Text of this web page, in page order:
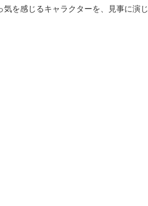
気を感じるキャラクターを、見事に演じ